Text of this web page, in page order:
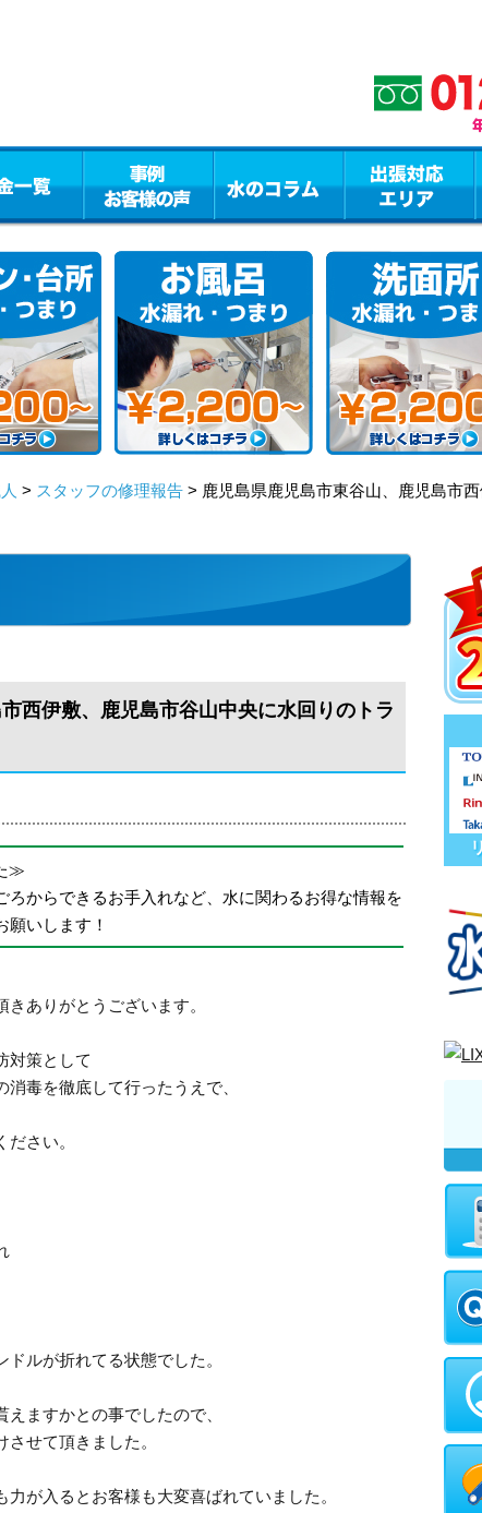
> スタッフの修理報告 > 鹿児島県鹿児島市東谷山、鹿児島市
西伊敷、鹿児島市谷山中央に水回りのトラ
≫
からできるお手入れなど、水に関わるお得な情報を
いします！
ありがとうございます。
対策として
毒を徹底して行ったうえで、
さい。
ルが折れてる状態でした。
ますかとの事でしたので、
せて頂きました。
が入るとお客様も大変喜ばれていました。